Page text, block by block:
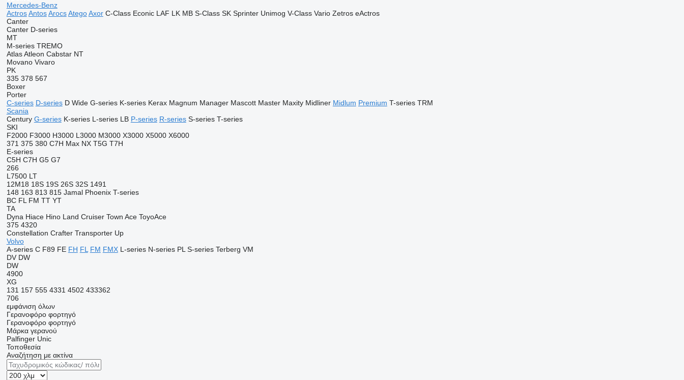
Mercedes-Benz
Actros Antos Arocs Atego Axor C-Class Econic LAF LK MB S-Class SK Sprinter Unimog V-Class Vario Zetros eActros
Canter
Canter D-series
MT
M-series TREMO
Atlas Atleon Cabstar NT
Movano Vivaro
PK
335 378 567
Boxer
Porter
C-series D-series D Wide G-series K-series Kerax Magnum Manager Mascott Master Maxity Midliner Midlum Premium T-series TRM
Scania
Century G-series K-series L-series LB P-series R-series S-series T-series
SKI
F2000 F3000 H3000 L3000 M3000 X3000 X5000 X6000
371 375 380 C7H Max NX T5G T7H
E-series
C5H C7H G5 G7
266
L7500 LT
12M18 18S 19S 26S 32S 1491
148 163 813 815 Jamal Phoenix T-series
BC FL FM TT YT
TA
Dyna Hiace Hino Land Cruiser Town Ace ToyoAce
375 4320
Constellation Crafter Transporter Up
Volvo
A-series C F89 FE FH FL FM FMX L-series N-series PL S-series Terberg VM
DV DW
DW
4900
XG
131 157 555 4331 4502 433362
706
εμφάνιση όλων
Γερανοφόρο φορτηγό
Γερανοφόρο φορτηγό
Μάρκα γερανού
Palfinger Unic
Τοποθεσία
Αναζήτηση με ακτίνα